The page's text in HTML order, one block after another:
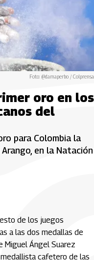
Foto: @damaperbo / Colprensa
oro en los
del
para Colombia la
en la Natación
de los juegos
a las dos medallas de
Miguel Ángel Suarez
cafetero de las